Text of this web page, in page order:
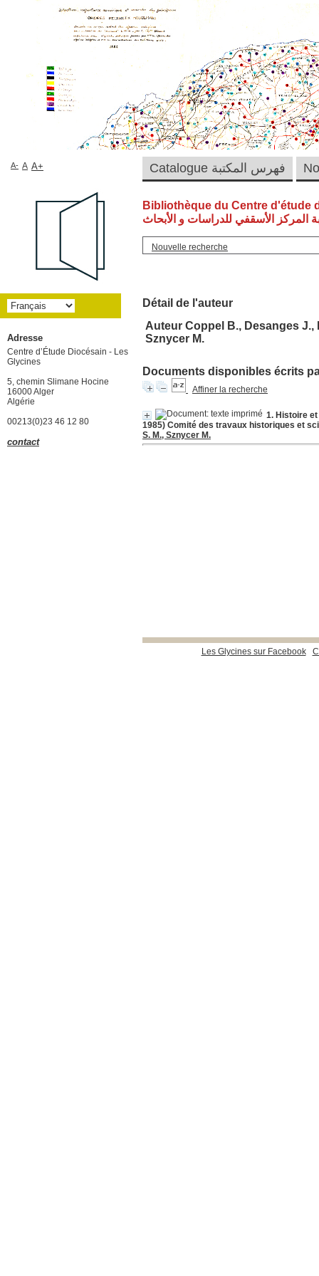
Bibliothèque du Centre d'étude
المركز الأسقفي للدراسات و الأبحاث
Nouvelle recherche
Détail de l'auteur
Auteur Coppel B., Desanges J.,
Sznycer M.
Documents disponibles écrits
Affiner la recherche
1. Histoire
1985) Comité des travaux historiques et
S. M., Sznycer M.
Les Glycines sur Facebook
Catalogue فهرس المكتبة A- A A+
Adresse
Centre d’Étude Diocésain - Les
Glycines
5, chemin Slimane Hocine
16000 Alger
Algérie
00213(0)23 46 12 80
contact